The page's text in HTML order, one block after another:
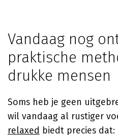
Vandaag nog
praktische
drukke mensen
Soms heb je geen
wil vandaag al rustiger
relaxed biedt precies